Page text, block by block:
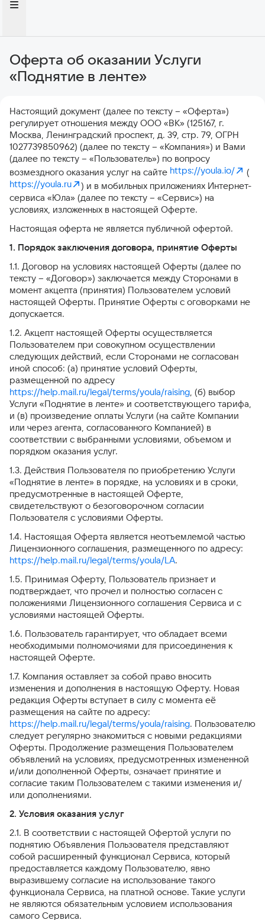
Оферта об оказании Услуги
«Поднятие в ленте»
Настоящий документ (далее по тексту – «Оферта»)
регулирует отношения между ООО «ВК» (125167, г.
Москва, Ленинградский проспект, д. 39, стр. 79, ОГРН
1027739850962) (далее по тексту – «Компания») и Вами
(далее по тексту – «Пользователь») по вопросу
возмездного оказания услуг на сайте https://youla.io/
(
https://youla.ru
) и в мобильных приложениях Интернет-
сервиса «Юла» (далее по тексту – «Сервис») на
условиях, изложенных в настоящей Оферте.
Настоящая оферта не является публичной офертой.
1. Порядок заключения договора, принятие Оферты
1.1. Договор на условиях настоящей Оферты (далее по
тексту – «Договор») заключается между Сторонами в
момент акцепта (принятия) Пользователем условий
настоящей Оферты. Принятие Оферты с оговорками не
допускается.
1.2. Акцепт настоящей Оферты осуществляется
Пользователем при совокупном осуществлении
следующих действий, если Сторонами не согласован
иной способ: (а) принятие условий Оферты,
размещенной по адресу
https://help.mail.ru/legal/terms/youla/raising, (б) выбор
Услуги «Поднятие в ленте» и соответствующего тарифа,
и (в) произведение оплаты Услуги (на сайте Компании
или через агента, согласованного Компанией) в
соответствии с выбранными условиями, объемом и
порядком оказания услуг.
1.3. Действия Пользователя по приобретению Услуги
«Поднятие в ленте» в порядке, на условиях и в сроки,
предусмотренные в настоящей Оферте,
свидетельствуют о безоговорочном согласии
Пользователя с условиями Оферты.
1.4. Настоящая Оферта является неотъемлемой частью
Лицензионного соглашения, размещенного по адресу:
https://help.mail.ru/legal/terms/youla/LA.
1.5. Принимая Оферту, Пользователь признает и
подтверждает, что прочел и полностью согласен с
положениями Лицензионного соглашения Сервиса и с
условиями настоящей Оферты.
1.6. Пользователь гарантирует, что обладает всеми
необходимыми полномочиями для присоединения к
настоящей Оферте.
1.7. Компания оставляет за собой право вносить
изменения и дополнения в настоящую Оферту. Новая
редакция Оферты вступает в силу с момента её
размещения на сайте по адресу:
https://help.mail.ru/legal/terms/youla/raising. Пользователю
следует регулярно знакомиться с новыми редакциями
Оферты. Продолжение размещения Пользователем
объявлений на условиях, предусмотренных измененной
и/или дополненной Оферты, означает принятие и
согласие таким Пользователем с такими изменения и/
или дополнениями.
2. Условия оказания услуг
2.1. В соответствии с настоящей Офертой услуги по
поднятию Объявления Пользователя представляют
собой расширенный функционал Сервиса, который
предоставляется каждому Пользователю, явно
выразившему согласие на использование такого
функционала Сервиса, на платной основе. Такие услуги
не являются обязательным условием использования
самого Сервиса.